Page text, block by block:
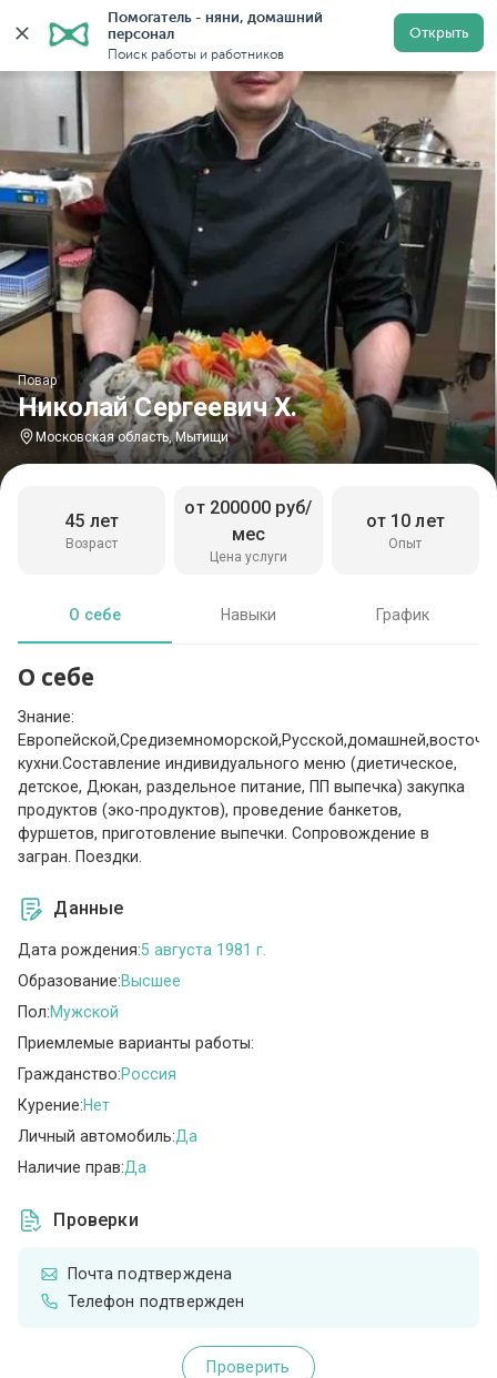
Помогатель - няни, домашний
персонал
Поиск работы и работников
Открыть
Главная Повара Повара в Московской области
Николай Сергеевич Х.
Повар
Московская область, Мытищи
Возраст
45 лет
Цена услуги
от 200000 руб/
мес
Опыт
от 10 лет
О себе Навыки График
О себе
Знание:
кухни.Составление индивидуального меню (диетическое,
детское, Дюкан, раздельное питание, ПП выпечка) закупка
продуктов (эко-продуктов), проведение банкетов,
фуршетов, приготовление выпечки. Сопровождение в
загран. Поездки.
Данные
Дата рождения:5 августа 1981 г.
Образование:Высшее
Пол:Мужской
Приемлемые варианты работы:
Гражданство:Россия
Курение:Нет
Личный автомобиль:Да
Наличие прав:Да
Проверки
Почта подтверждена
Телефон подтвержден
Проверить